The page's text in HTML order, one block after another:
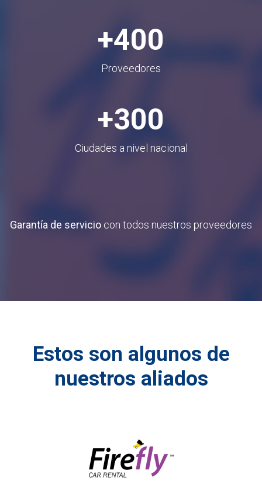
+400
Proveedores
+300
Ciudades a nivel nacional
Garantía de servicio con todos nuestros proveedores
Estos son algunos de
nuestros aliados